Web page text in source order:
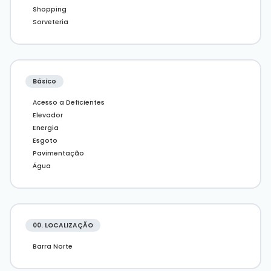
representações ilustrativas do imóvel.
Shopping
Sorveteria
Básico
Acesso a Deficientes
Elevador
Energia
Esgoto
Pavimentação
Água
00. LOCALIZAÇÃO
Barra Norte